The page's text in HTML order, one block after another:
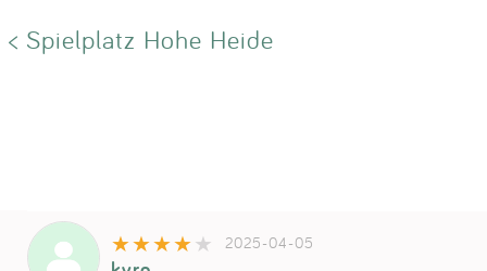
< Spielplatz Hohe Heide
2025-04-05